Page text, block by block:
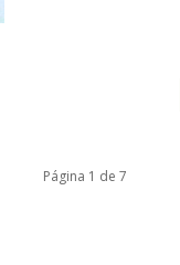
Página 1 de 7